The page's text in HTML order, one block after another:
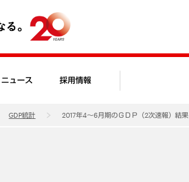
ニュース 採用情報
GDP統計 2017年4～6月期のＧＤＰ（2次速報）結果